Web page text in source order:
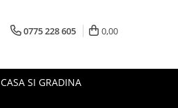
0775 228 605 0,00
CASA SI GRADINA